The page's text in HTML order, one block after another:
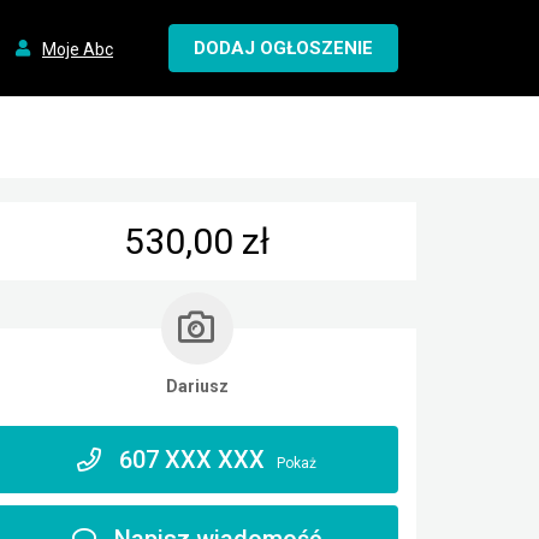
Moje Abc DODAJ OGŁOSZENIE
530,00 zł
Dariusz
607 XXX XXX Pokaż